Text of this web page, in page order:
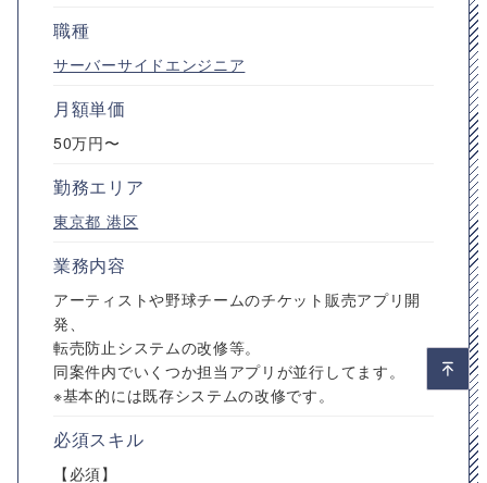
職種
サーバーサイドエンジニア
月額単価
50万円〜
勤務エリア
東京都 港区
業務内容
アーティストや野球チームのチケット販売アプリ開
発、
転売防止システムの改修等。
同案件内でいくつか担当アプリが並行してます。
※基本的には既存システムの改修です。
必須スキル
【必須】